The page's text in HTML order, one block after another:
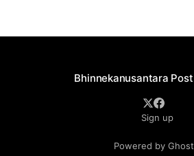
Bhinnekanusantara Post
Sign up
Powered by Ghost